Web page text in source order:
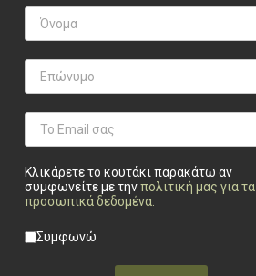
Κλικάρετε το κουτάκι παρακάτω αν
συμφωνείτε με τηνπολιτική μας για τα
προσωπικά δεδομένα.
Privacy checkbox
Συμφωνώ